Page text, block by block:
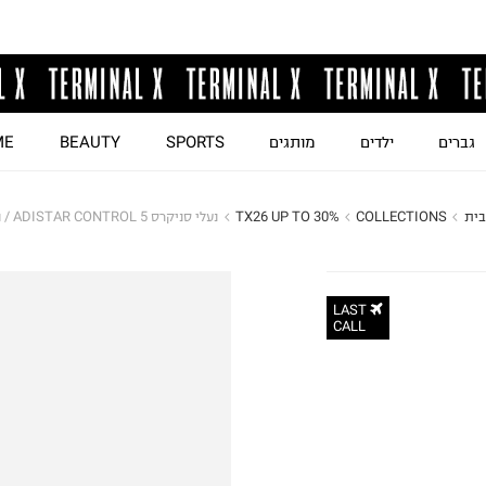
גברים ילדים מותגים SPORTS
BEAUTY
COLLECTIONS
TX26 UP TO 30% נעלי סניקרס ADISTAR CONTROL 5 / נשים
LAST
CALL